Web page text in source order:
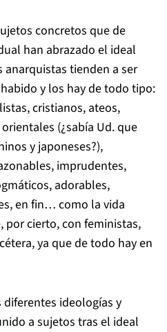
concretos que de
han abrazado el ideal
anarquistas tienden a ser
y los hay de todo tipo:
cristianos, ateos,
(¿sabía Ud. que
y japoneses?),
imprudentes,
adorables,
en fin… como la vida
por cierto, con feministas,
ya que de todo hay en
ideologías y
a sujetos tras el ideal